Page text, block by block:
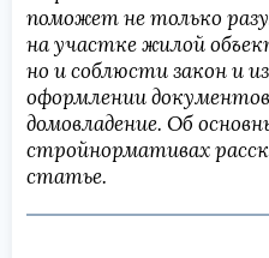
поможет не только
на участке жилой
но и соблюсти закон и
оформлении документов
домовладение. Об
стройнормативах
статье.